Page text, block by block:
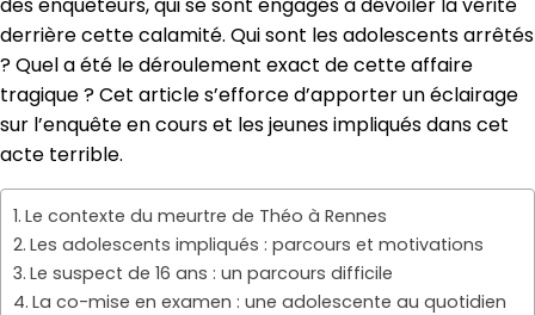
derrière cette calamité. Qui sont les adolescents arrêtés
? Quel a été le déroulement exact de cette affaire
tragique ? Cet article s’efforce d’apporter un éclairage
sur l’enquête en cours et les jeunes impliqués dans cet
acte terrible.
Le contexte du meurtre de Théo à Rennes
Les adolescents impliqués : parcours et motivations
Le suspect de 16 ans : un parcours difficile
La co-mise en examen : une adolescente au quotidien